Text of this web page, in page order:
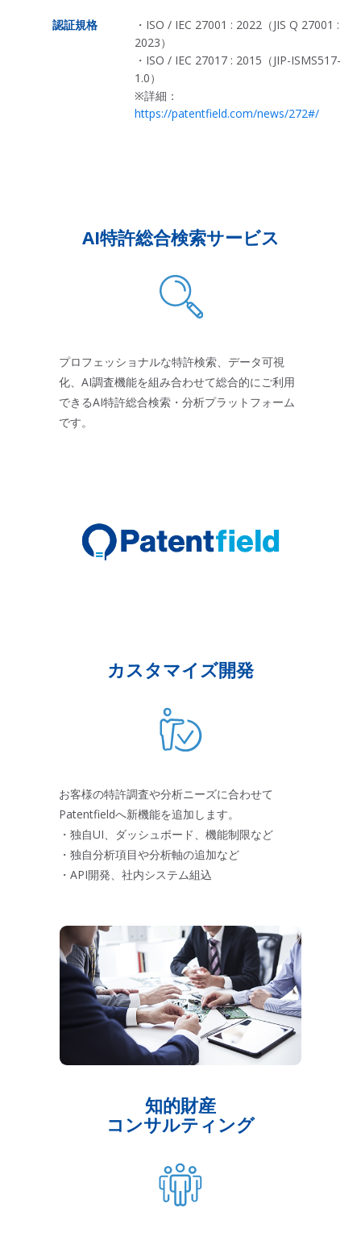
認証規格
・ISO / IEC 27001 : 2022（JIS Q 27001 :
2023）
・ISO / IEC 27017 : 2015（JIP-ISMS517-
1.0）
※詳細：
https://patentfield.com/news/272#/
AI特許総合検索サービス
プロフェッショナルな特許検索、データ可視
化、AI調査機能を組み合わせて総合的にご利用
できるAI特許総合検索・分析プラットフォーム
です。
カスタマイズ開発
お客様の特許調査や分析ニーズに合わせて
Patentfieldへ新機能を追加します。
・独自UI、ダッシュボード、機能制限など
・独自分析項目や分析軸の追加など
・API開発、社内システム組込
知的財産
コンサルティング